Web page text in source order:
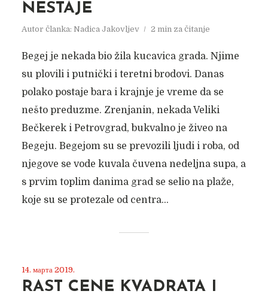
NESTAJE
Autor članka: Nadica Jakovljev 2 min za čitanje
Begej je nekada bio žila kucavica grada. Njime
su plovili i putnički i teretni brodovi. Danas
polako postaje bara i krajnje je vreme da se
nešto preduzme. Zrenjanin, nekada Veliki
Bečkerek i Petrovgrad, bukvalno je živeo na
Begeju. Begejom su se prevozili ljudi i roba, od
njegove se vode kuvala čuvena nedeljna supa, a
s prvim toplim danima grad se selio na plaže,
koje su se protezale od centra...
14. марта 2019.
RAST CENE KVADRATA I